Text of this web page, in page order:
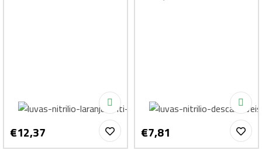
€12,37 €7,81